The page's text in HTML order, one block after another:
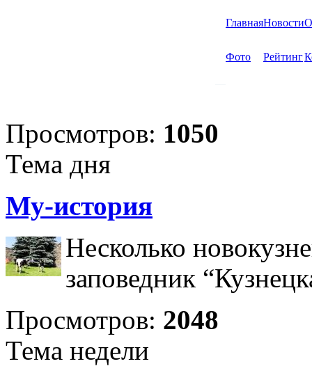
ГлавнаяНовости
Фото Рейтинг
Просмотров: 1050
Тема дня
Му-история
Несколько
заповедник
Просмотров: 2048
Тема недели